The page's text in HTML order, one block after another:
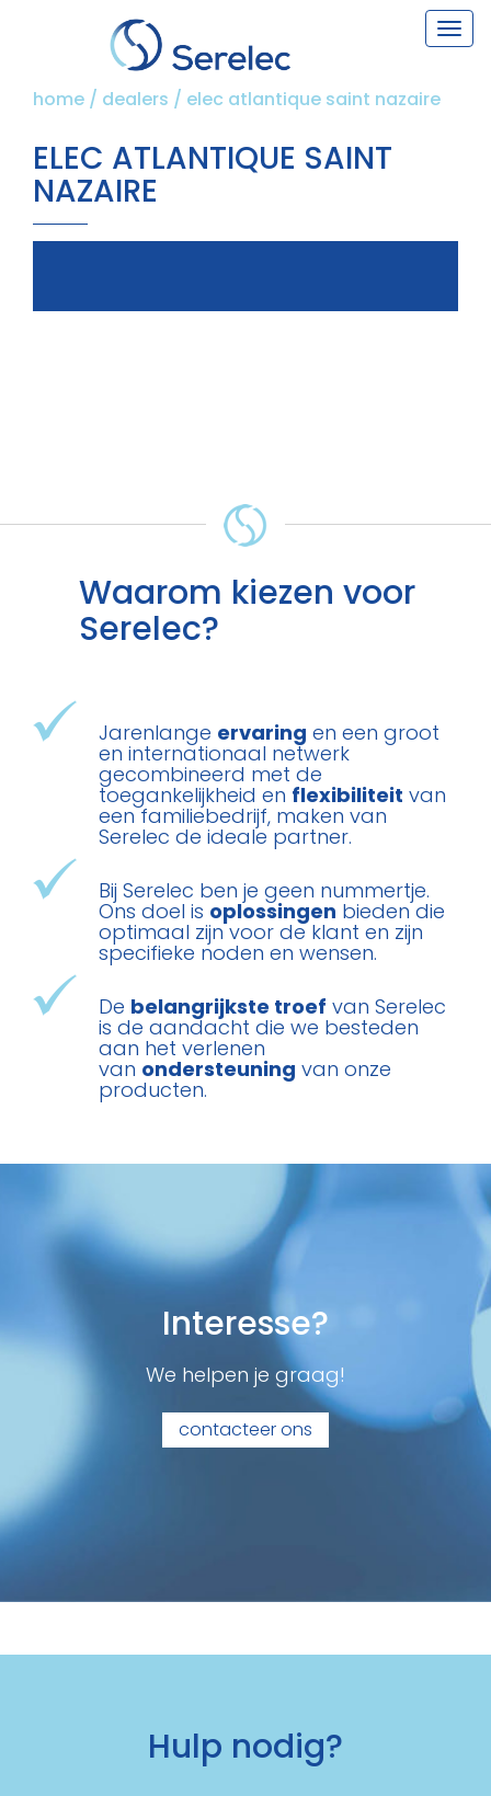
home / dealers / elec atlantique saint nazaire
ELEC ATLANTIQUE SAINT
NAZAIRE
Waarom kiezen voor
Serelec?
Jarenlange ervaring en een groot
en internationaal netwerk
gecombineerd met de
toegankelijkheid en flexibiliteit van
een familiebedrijf, maken van
Serelec de ideale partner.
Bij Serelec ben je geen nummertje.
Ons doel is oplossingen bieden die
optimaal zijn voor de klant en zijn
specifieke noden en wensen.
De belangrijkste troef van Serelec
is de aandacht die we besteden
aan het verlenen
van ondersteuning van onze
producten.
Interesse?
We helpen je graag!
contacteer ons
Hulp nodig?